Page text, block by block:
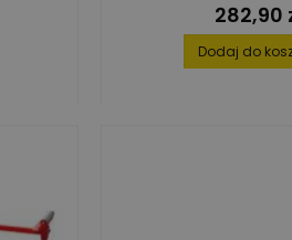
Cena
282,90
Dodaj do